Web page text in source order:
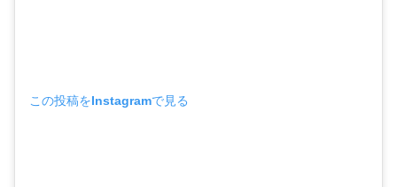
この投稿をInstagramで見る